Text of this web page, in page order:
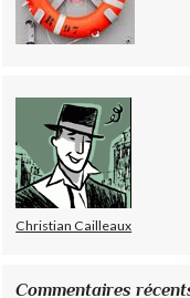
Christian Cailleaux
Commentaires